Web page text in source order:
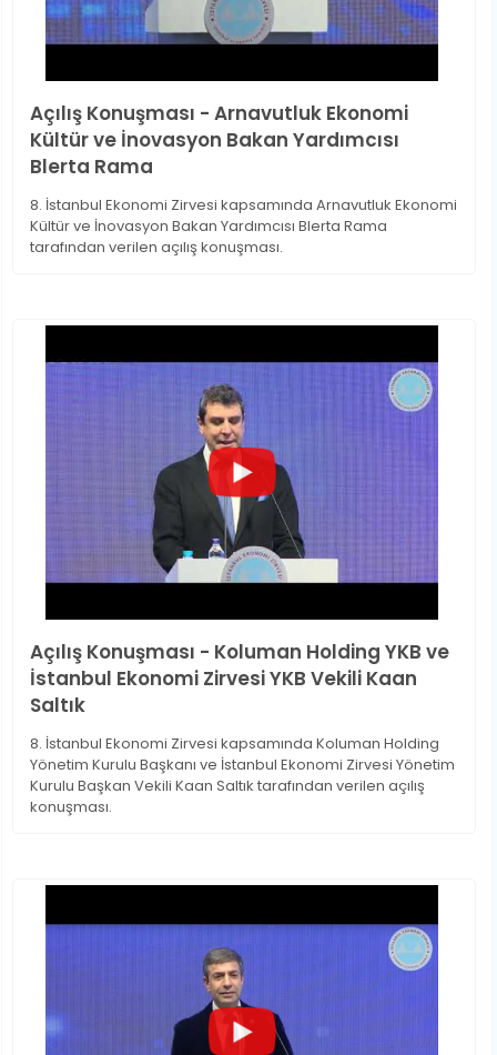
Açılış Konuşması - Arnavutluk Ekonomi
Kültür ve İnovasyon Bakan Yardımcısı
Blerta Rama
8. İstanbul Ekonomi Zirvesi kapsamında Arnavutluk Ekonomi
Kültür ve İnovasyon Bakan Yardımcısı Blerta Rama
tarafından verilen açılış konuşması.
Açılış Konuşması - Koluman Holding YKB ve
İstanbul Ekonomi Zirvesi YKB Vekili Kaan
Saltık
8. İstanbul Ekonomi Zirvesi kapsamında Koluman Holding
Yönetim Kurulu Başkanı ve İstanbul Ekonomi Zirvesi Yönetim
Kurulu Başkan Vekili Kaan Saltık tarafından verilen açılış
konuşması.